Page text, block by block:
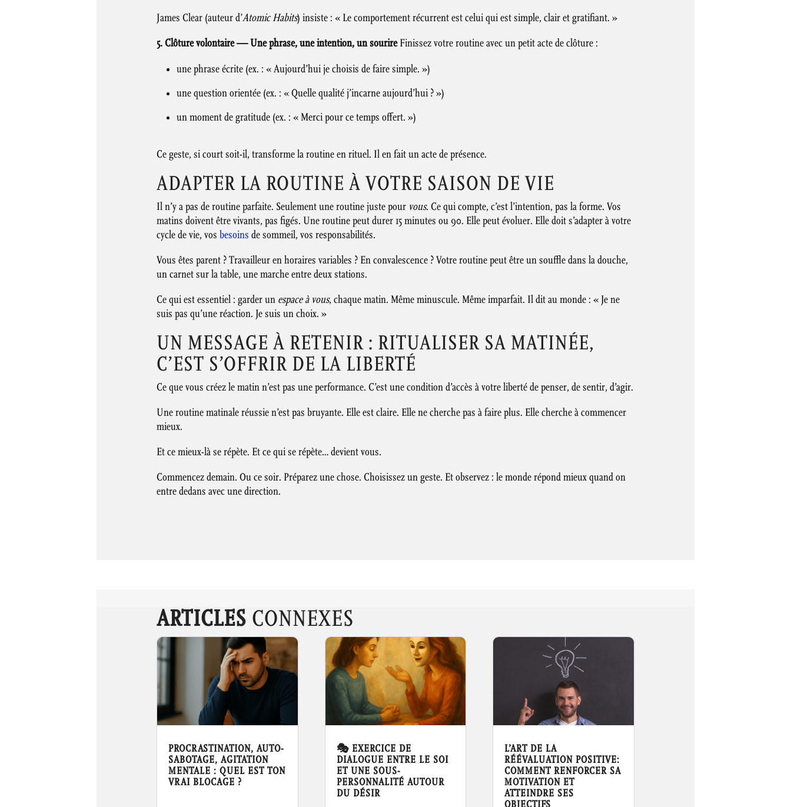
James Clear (auteur d’Atomic Habits) insiste : « Le comportement récurrent est celui qui est simple, clair et gratifiant. »
5. Clôture volontaire — Une phrase, une intention, un sourireFinissez votre routine avec un petit acte de clôture :
une phrase écrite (ex. : « Aujourd’hui je choisis de faire simple. »)
une question orientée (ex. : « Quelle qualité j’incarne aujourd’hui ? »)
un moment de gratitude (ex. : « Merci pour ce temps offert. »)
Ce geste, si court soit-il, transforme la routine en rituel. Il en fait un acte de présence.
ADAPTER LA ROUTINE À VOTRE SAISON DE VIE
Il n’y a pas de routine parfaite. Seulement une routine juste pour vous. Ce qui compte, c’est l’intention, pas la forme. Vos
matins doivent être vivants, pas figés. Une routine peut durer 15 minutes ou 90. Elle peut évoluer. Elle doit s’adapter à votre
cycle de vie, vos besoins de sommeil, vos responsabilités.
Vous êtes parent ? Travailleur en horaires variables ? En convalescence ? Votre routine peut être un souffle dans la douche,
un carnet sur la table, une marche entre deux stations.
Ce qui est essentiel : garder un espace à vous, chaque matin. Même minuscule. Même imparfait. Il dit au monde : « Je ne
suis pas qu’une réaction. Je suis un choix. »
UN MESSAGE À RETENIR : RITUALISER SA MATINÉE,
C’EST S’OFFRIR DE LA LIBERTÉ
Ce que vous créez le matin n’est pas une performance. C’est une condition d’accès à votre liberté de penser, de sentir, d’agir.
Une routine matinale réussie n’est pas bruyante. Elle est claire. Elle ne cherche pas à faire plus. Elle cherche à commencer
mieux.
Et ce mieux-là se répète. Et ce qui se répète… devient vous.
Commencez demain. Ou ce soir. Préparez une chose. Choisissez un geste. Et observez : le monde répond mieux quand on
entre dedans avec une direction.
ARTICLES CONNEXES
PROCRASTINATION, AUTO-
SABOTAGE, AGITATION
MENTALE : QUEL EST TON
VRAI BLOCAGE ?
🎭 EXERCICE DE
DIALOGUE ENTRE LE SOI
ET UNE SOUS-
PERSONNALITÉ AUTOUR
DU DÉSIR
L’ART DE LA
RÉÉVALUATION POSITIVE:
COMMENT RENFORCER SA
MOTIVATION ET
ATTEINDRE SES
OBJECTIFS